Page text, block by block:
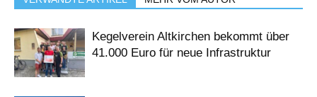
Kegelverein Altkirchen bekommt über
41.000 Euro für neue Infrastruktur